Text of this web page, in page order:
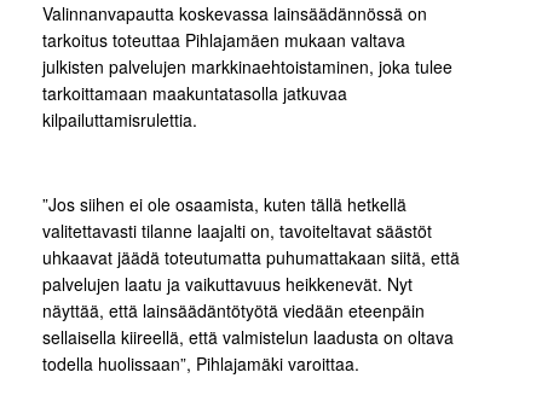
Valinnanvapautta koskevassa lainsäädännössä on
tarkoitus toteuttaa Pihlajamäen mukaan valtava
julkisten palvelujen markkinaehtoistaminen, joka tulee
tarkoittamaan maakuntatasolla jatkuvaa
kilpailuttamisrulettia.
”Jos siihen ei ole osaamista, kuten tällä hetkellä
valitettavasti tilanne laajalti on, tavoiteltavat säästöt
uhkaavat jäädä toteutumatta puhumattakaan siitä, että
palvelujen laatu ja vaikuttavuus heikkenevät. Nyt
näyttää, että lainsäädäntötyötä viedään eteenpäin
sellaisella kiireellä, että valmistelun laadusta on oltava
todella huolissaan”, Pihlajamäki varoittaa.